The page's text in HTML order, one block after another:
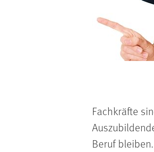
Fachkräfte
Beruf